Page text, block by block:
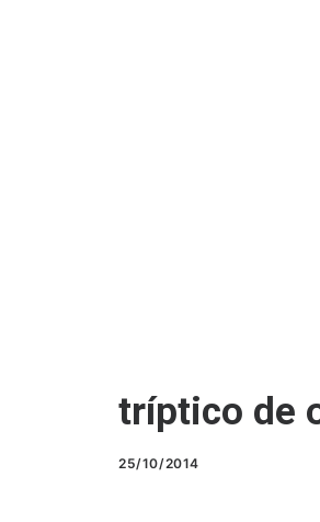
tríptico de
25/10/2014